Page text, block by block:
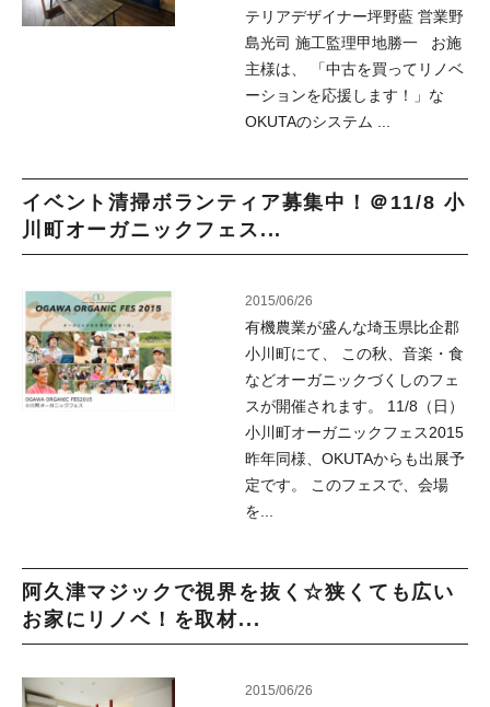
テリアデザイナー坪野藍 営業野
島光司 施工監理甲地勝一 お施
主様は、 「中古を買ってリノベ
ーションを応援します！」な
OKUTAのシステム ...
イベント清掃ボランティア募集中！＠11/8 小
川町オーガニックフェス...
2015/06/26
有機農業が盛んな埼玉県比企郡
小川町にて、 この秋、音楽・食
などオーガニックづくしのフェ
スが開催されます。 11/8（日）
小川町オーガニックフェス2015
昨年同様、OKUTAからも出展予
定です。 このフェスで、会場
を...
阿久津マジックで視界を抜く☆狭くても広い
お家にリノベ！を取材...
2015/06/26